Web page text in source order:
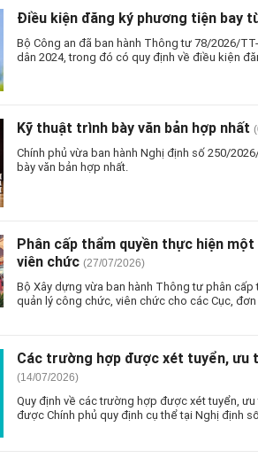
Điều kiện đăng ký phương tiện bay
Bộ Công an đã ban hành Thông tư 78/2026/
dân 2024, trong đó có quy định về điều kiện
Kỹ thuật trình bày văn bản hợp nhất
Chính phủ vừa ban hành Nghị định số 250/
bày văn bản hợp nhất.
Phân cấp thẩm quyền thực hiện
viên chức (27/07/2026)
Bộ Xây dựng vừa ban hành Thông tư phân
quản lý công chức, viên chức cho các Cục,
Các trường hợp được xét tuyển, ưu
(14/07/2026)
Quy định về các trường hợp được xét tuyển,
được Chính phủ quy định cụ thể tại Nghị định